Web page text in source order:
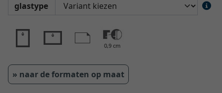
glastype
0,9 cm
» naar de formaten op maat